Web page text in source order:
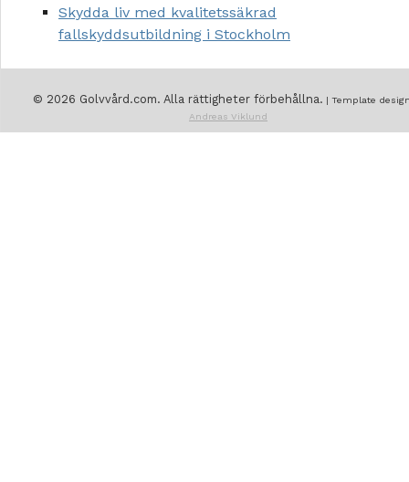
Skydda liv med kvalitetssäkrad
fallskyddsutbildning i Stockholm
© 2026 Golvvård.com. Alla rättigheter förbehållna. | Template
Andreas Viklund